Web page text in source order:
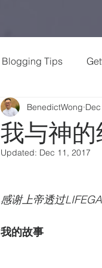
Blogging Tips
我与神的
BenedictWong
Updated: Dec 11, 2017
感谢上帝透过
我的故事